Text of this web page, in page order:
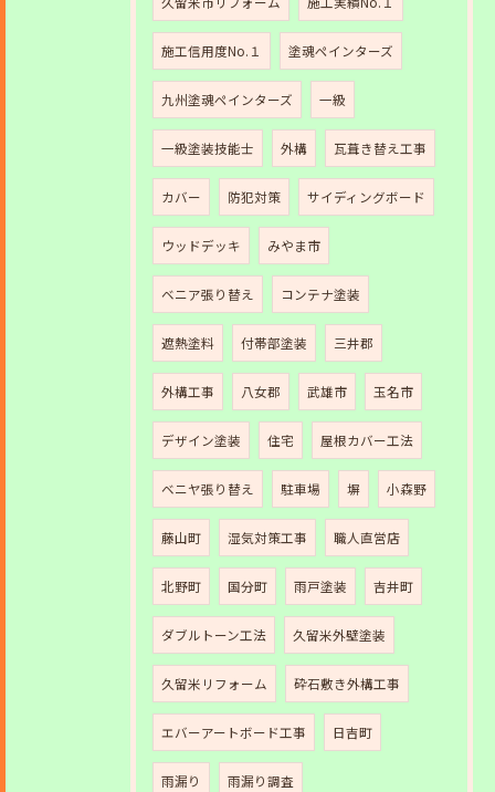
施工信用度No.１ 塗魂ペインターズ
九州塗魂ペインターズ 一級
一級塗装技能士 外構 瓦葺き替え工事
カバー 防犯対策 サイディングボード
ウッドデッキ みやま市
ベニア張り替え コンテナ塗装
遮熱塗料 付帯部塗装 三井郡
外構工事 八女郡 武雄市 玉名市
デザイン塗装 住宅 屋根カバー工法
ベニヤ張り替え 駐車場 塀 小森野
藤山町 湿気対策工事 職人直営店
北野町 国分町 雨戸塗装 吉井町
ダブルトーン工法 久留米外壁塗装
久留米リフォーム 砕石敷き外構工事
エバーアートボード工事 日吉町
雨漏り 雨漏り調査